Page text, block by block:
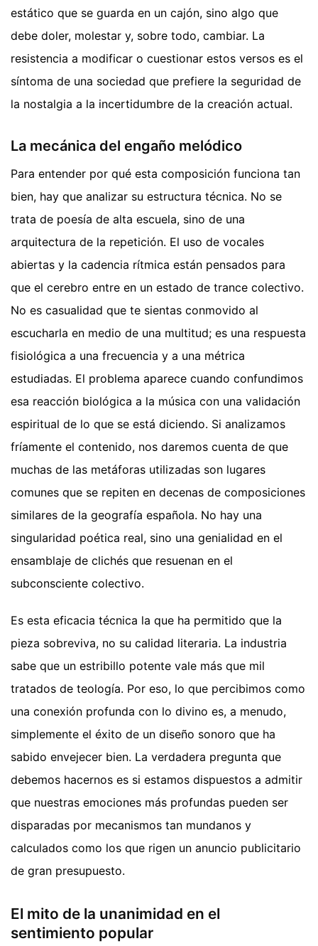
estático que se guarda en un cajón, sino algo que
debe doler, molestar y, sobre todo, cambiar. La
resistencia a modificar o cuestionar estos versos es el
síntoma de una sociedad que prefiere la seguridad de
la nostalgia a la incertidumbre de la creación actual.
La mecánica del engaño melódico
Para entender por qué esta composición funciona tan
bien, hay que analizar su estructura técnica. No se
trata de poesía de alta escuela, sino de una
arquitectura de la repetición. El uso de vocales
abiertas y la cadencia rítmica están pensados para
que el cerebro entre en un estado de trance colectivo.
No es casualidad que te sientas conmovido al
escucharla en medio de una multitud; es una respuesta
fisiológica a una frecuencia y a una métrica
estudiadas. El problema aparece cuando confundimos
esa reacción biológica a la música con una validación
espiritual de lo que se está diciendo. Si analizamos
fríamente el contenido, nos daremos cuenta de que
muchas de las metáforas utilizadas son lugares
comunes que se repiten en decenas de composiciones
similares de la geografía española. No hay una
singularidad poética real, sino una genialidad en el
ensamblaje de clichés que resuenan en el
subconsciente colectivo.
Es esta eficacia técnica la que ha permitido que la
pieza sobreviva, no su calidad literaria. La industria
sabe que un estribillo potente vale más que mil
tratados de teología. Por eso, lo que percibimos como
una conexión profunda con lo divino es, a menudo,
simplemente el éxito de un diseño sonoro que ha
sabido envejecer bien. La verdadera pregunta que
debemos hacernos es si estamos dispuestos a admitir
que nuestras emociones más profundas pueden ser
disparadas por mecanismos tan mundanos y
calculados como los que rigen un anuncio publicitario
de gran presupuesto.
El mito de la unanimidad en el
sentimiento popular